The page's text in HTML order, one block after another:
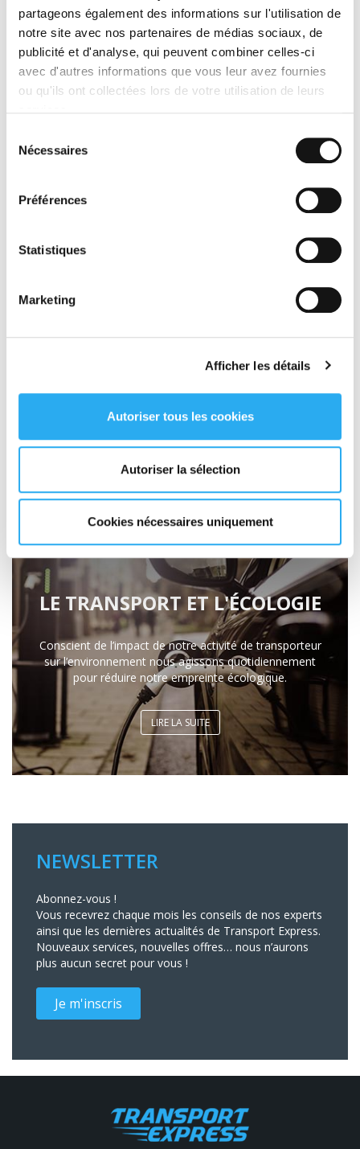
partageons également des informations sur l'utilisation de
notre site avec nos partenaires de médias sociaux, de
publicité et d'analyse, qui peuvent combiner celles-ci
avec d'autres informations que vous leur avez fournies
ou qu'ils ont collectées lors de votre utilisation de leurs
Nécessaires
Préférences
Statistiques
Marketing
Afficher les détails
Autoriser tous les cookies
Autoriser la sélection
Cookies nécessaires uniquement
GRATUIT
QUI SOMMES-NOUS ?
transporteur, commissionnaire de transport et
prestataire de solutions logistiques en France et en
LIRE LA SUITE
LE TRANSPORT ET L'ÉCOLOGIE
Conscient de l’impact de notre activité de transporteur
sur l’environnement nous agissons quotidiennement
pour réduire notre empreinte écologique.
LIRE LA SUITE
NEWSLETTER
Abonnez-vous !
Vous recevrez chaque mois les conseils de nos experts
ainsi que les dernières actualités de Transport Express.
Nouveaux services, nouvelles offres… nous n’aurons
plus aucun secret pour vous !
Je m'inscris